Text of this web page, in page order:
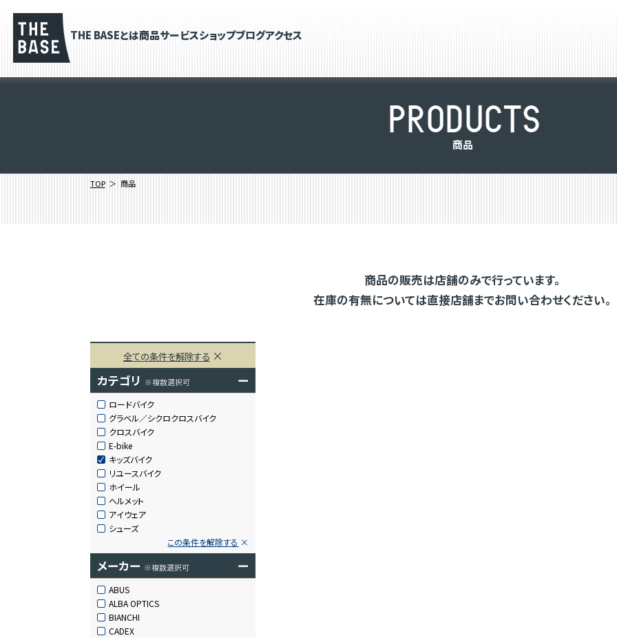
THE BASEとは商品サービスショップブログアクセス
PRODUCTS
商品
TOP 商品
商品の販売は店舗のみで行っています。
在庫の有無については直接店舗までお問い合わせください。
全ての条件を解除する
カテゴリ ※複数選択可 ー
ロードバイク
グラベル／シクロクロスバイク
クロスバイク
E-bike
キッズバイク
リユースバイク
ホイール
ヘルメット
アイウェア
シューズ
この条件を解除する
メーカー ※複数選択可 ー
ABUS
ALBA OPTICS
BIANCHI
CADEX